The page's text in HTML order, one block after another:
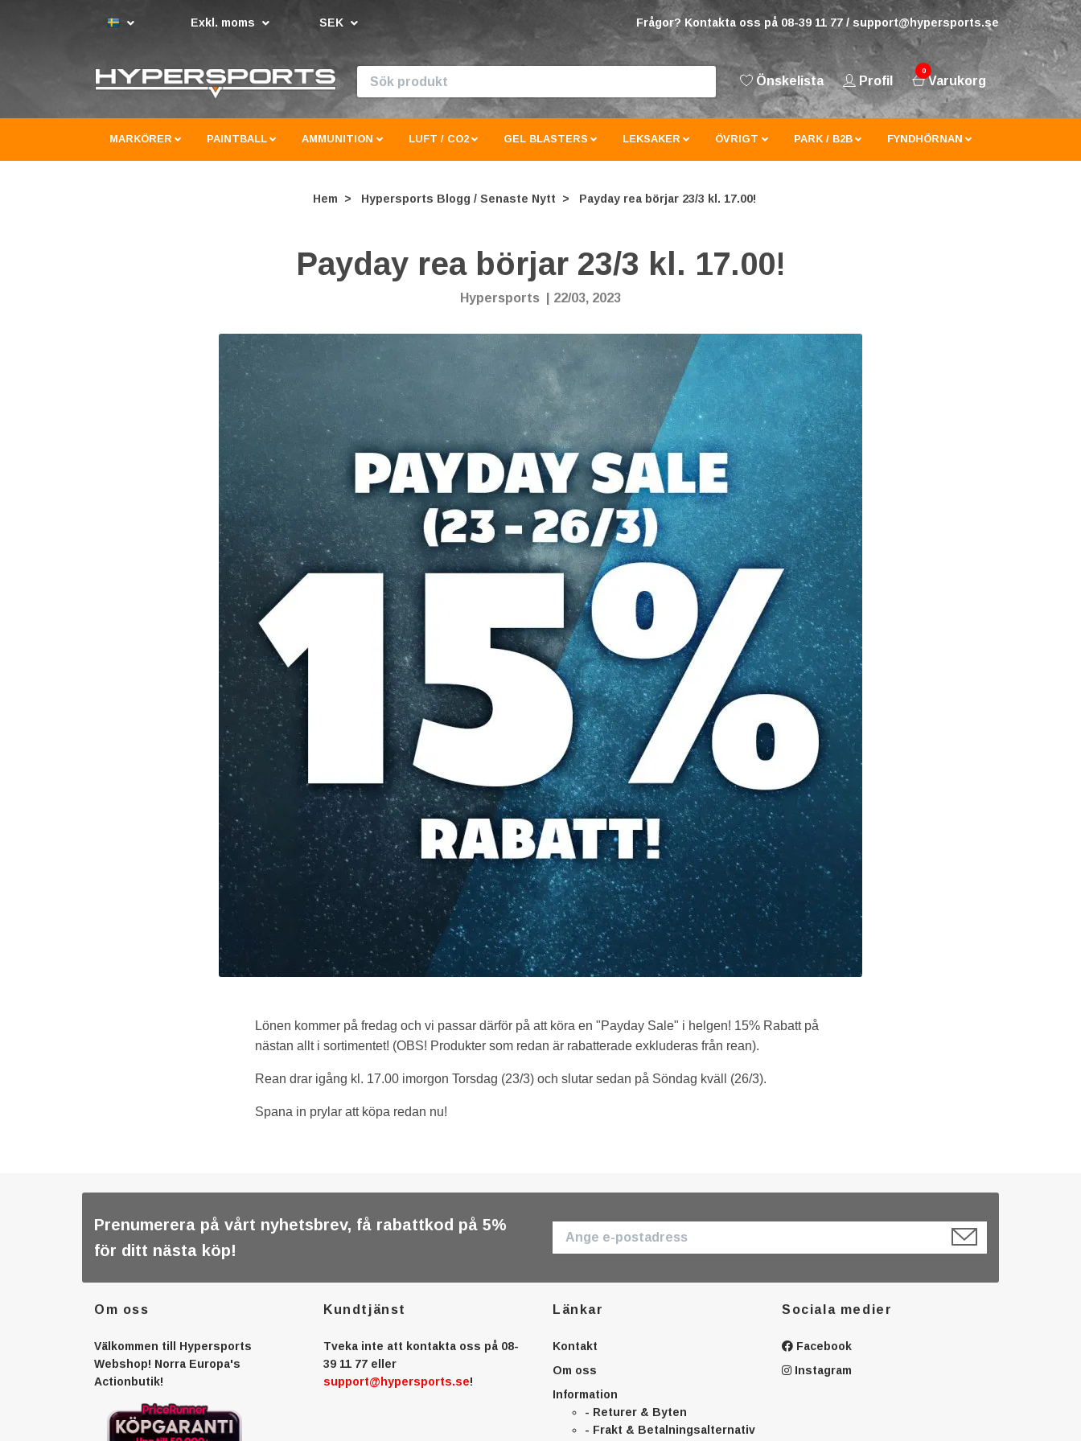
Exkl. moms SEK Frågor? Kontakta oss på 08-39 11 77 / support@hypersports.se
Önskelista Profil
0
Varukorg
MARKÖRER PAINTBALL AMMUNITION LUFT / CO2 GEL BLASTERS LEKSAKER ÖVRIGT PARK / B2B FYNDHÖRNAN
Hem Hypersports Blogg / Senaste Nytt Payday rea börjar 23/3 kl. 17.00!
Payday rea börjar 23/3 kl. 17.00!
Hypersports 22/03, 2023
Lönen kommer på fredag och vi passar därför på att köra en "Payday Sale" i helgen! 15% Rabatt på
nästan allt i sortimentet! (OBS! Produkter som redan är rabatterade exkluderas från rean).
Rean drar igång kl. 17.00 imorgon Torsdag (23/3) och slutar sedan på Söndag kväll (26/3).
Spana in prylar att köpa redan nu!
Prenumerera på vårt nyhetsbrev, få rabattkod på 5%
för ditt nästa köp!
Om oss
Välkommen till Hypersports
Webshop! Norra Europa's
Actionbutik!
Kundtjänst
Tveka inte att kontakta oss på 08-
39 11 77 eller
support@hypersports.se!
Länkar
Kontakt
Om oss
Information
- Returer & Byten
- Frakt & Betalningsalternativ
Sociala medier
Facebook
Instagram